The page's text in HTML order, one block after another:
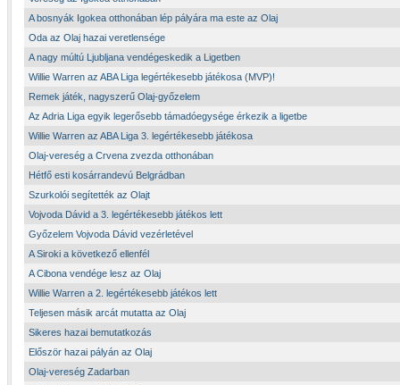
A bosnyák Igokea otthonában lép pályára ma este az Olaj
Oda az Olaj hazai veretlensége
A nagy múltú Ljubljana vendégeskedik a Ligetben
Willie Warren az ABA Liga legértékesebb játékosa (MVP)!
Remek játék, nagyszerű Olaj-győzelem
Az Adria Liga egyik legerősebb támadóegysége érkezik a ligetbe
Willie Warren az ABA Liga 3. legértékesebb játékosa
Olaj-vereség a Crvena zvezda otthonában
Hétfő esti kosárrandevú Belgrádban
Szurkolói segítették az Olajt
Vojvoda Dávid a 3. legértékesebb játékos lett
Győzelem Vojvoda Dávid vezérletével
A Siroki a következő ellenfél
A Cibona vendége lesz az Olaj
Willie Warren a 2. legértékesebb játékos lett
Teljesen másik arcát mutatta az Olaj
Sikeres hazai bemutatkozás
Először hazai pályán az Olaj
Olaj-vereség Zadarban